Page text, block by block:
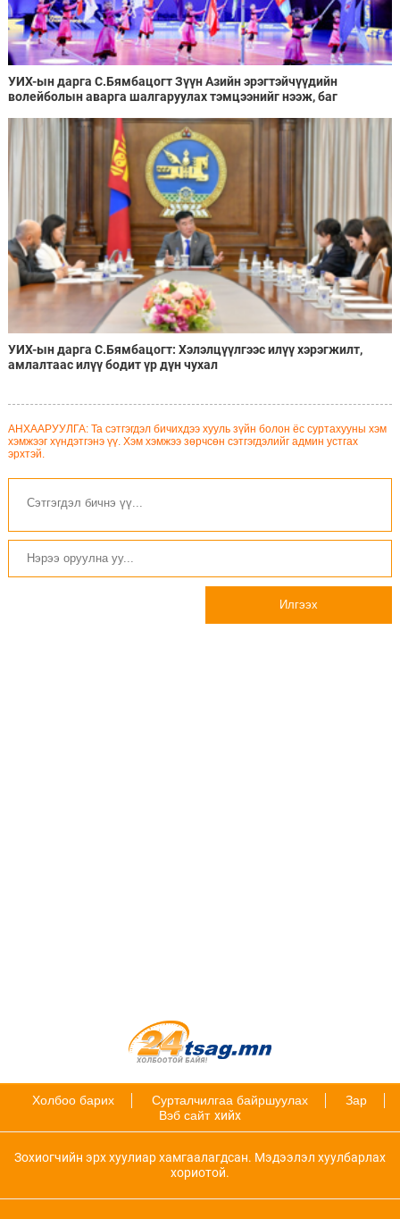
УИХ-ын дарга С.Бямбацогт Зүүн Азийн эрэгтэйчүүдийн
волейболын аварга шалгаруулах тэмцээнийг нээж, баг
УИХ-ын дарга С.Бямбацогт: Хэлэлцүүлгээс илүү хэрэгжилт,
амлалтаас илүү бодит үр дүн чухал
АНХААРУУЛГА: Та сэтгэгдэл бичихдээ хууль зүйн болон ёс суртахууны хэм
хэмжээг хүндэтгэнэ үү. Хэм хэмжээ зөрчсөн сэтгэгдэлийг админ устгах
эрхтэй.
Илгээх
Холбоо барих Сурталчилгаа байршуулах
Зар
Вэб сайт хийх
Зохиогчийн эрх хуулиар хамгаалагдсан. Мэдээлэл хуулбарлах
хориотой.